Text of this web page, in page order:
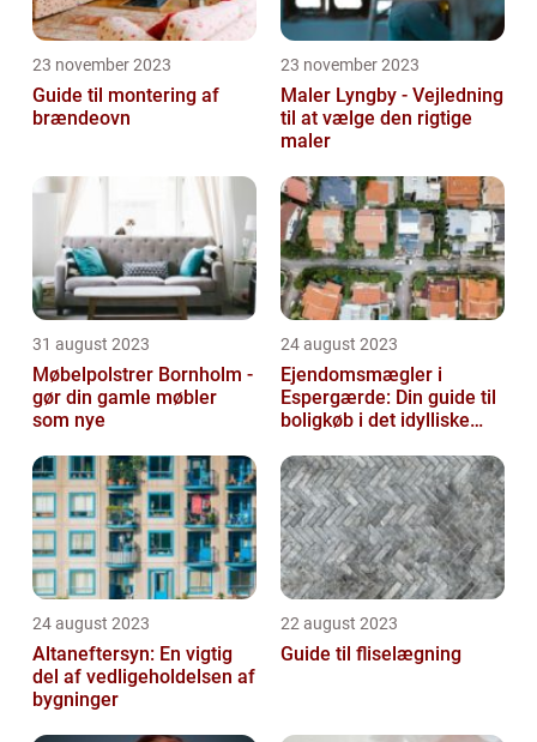
23 november 2023
Guide til montering af
brændeovn
23 november 2023
Maler Lyngby - Vejledning
til at vælge den rigtige
maler
31 august 2023
Møbelpolstrer Bornholm -
gør din gamle møbler
som nye
24 august 2023
Ejendomsmægler i
Espergærde: Din guide til
boligkøb i det idylliske
24 august 2023
Altaneftersyn: En vigtig
del af vedligeholdelsen af
bygninger
22 august 2023
Guide til fliselægning